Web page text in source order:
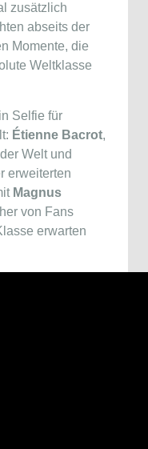
zusätzlich
abseits der
Momente, die
Weltklasse
Selfie für
Étienne Bacrot,
Welt und
erweiterten
Magnus
von Fans
erwarten